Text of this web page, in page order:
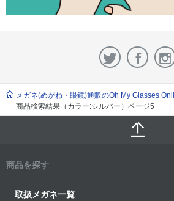
メガネ(めがね・眼鏡)通販のOh My Glasses
商品検索結果（カラー:シルバー）ページ5
商品を探す
取扱メガネ一覧